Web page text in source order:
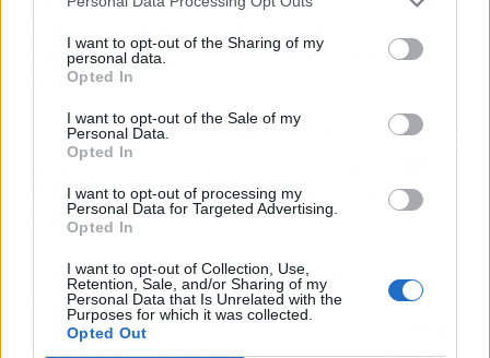
I want to opt-out of the Sharing of my
personal data.
Opted In
I want to opt-out of the Sale of my
Personal Data.
Opted In
I want to opt-out of processing my
Personal Data for Targeted Advertising.
Opted In
I want to opt-out of Collection, Use,
Retention, Sale, and/or Sharing of my
Personal Data that Is Unrelated with the
Purposes for which it was collected.
Opted Out
vencedoras en la subasta de renovables de
enero.
La puja contó con una elevada participación por
parte del sector empresarial, con más de
agentesy adjudicación para más de una
treintena.
Estas subastas pasan por ser también una
herramienta clave para alcanzar los
compromisos que han sido trasladados al